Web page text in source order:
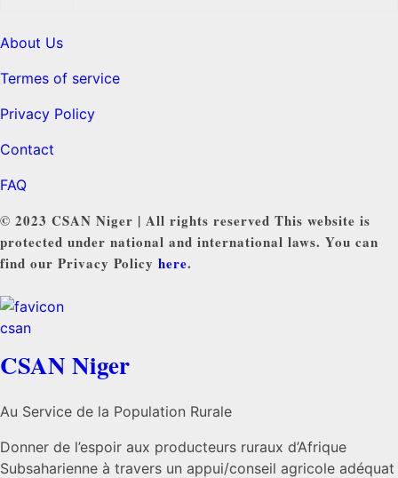
About Us
Termes of service
Privacy Policy
Contact
FAQ
© 2023 CSAN Niger | All rights reserved This website is
protected under national and international laws. You can
find our Privacy Policy here.
CSAN Niger
Au Service de la Population Rurale
Donner de l’espoir aux producteurs ruraux d’Afrique
Subsaharienne à travers un appui/conseil agricole adéquat